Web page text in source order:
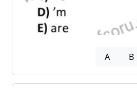
A B